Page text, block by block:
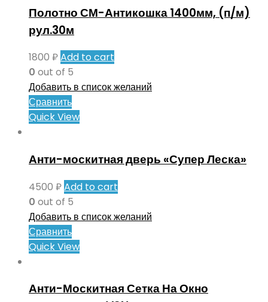
Полотно СМ-Антикошка 1400мм, (п/м)
рул.30м
1800 ₽Add to cart
0 out of 5
Добавить в список желаний
Сравнить
Quick View
Анти-москитная дверь «Супер Леска»
4500 ₽Add to cart
0 out of 5
Добавить в список желаний
Сравнить
Quick View
Анти-Москитная Сетка На Окно